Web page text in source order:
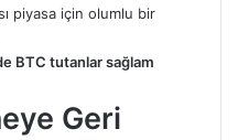
piyasa için olumlu bir
BTC tutanlar sağlam
Geri